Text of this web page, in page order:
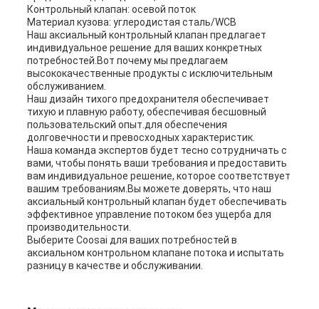
Контрольный клапан: осевой поток
Материал кузова: углеродистая сталь/WCB
Наш аксиальный контрольный клапан предлагает
индивидуальное решение для ваших конкретных
потребностей.Вот почему мы предлагаем
высококачественные продукты с исключительным
обслуживанием.
Наш дизайн тихого предохранителя обеспечивает
тихую и плавную работу, обеспечивая бесшовный
пользовательский опыт.для обеспечения
долговечности и превосходных характеристик.
Наша команда экспертов будет тесно сотрудничать с
вами, чтобы понять ваши требования и предоставить
вам индивидуальное решение, которое соответствует
вашим требованиям.Вы можете доверять, что наш
аксиальный контрольный клапан будет обеспечивать
эффективное управление потоком без ущерба для
производительности.
Выберите Coosai для ваших потребностей в
аксиальном контрольном клапане потока и испытать
разницу в качестве и обслуживании.